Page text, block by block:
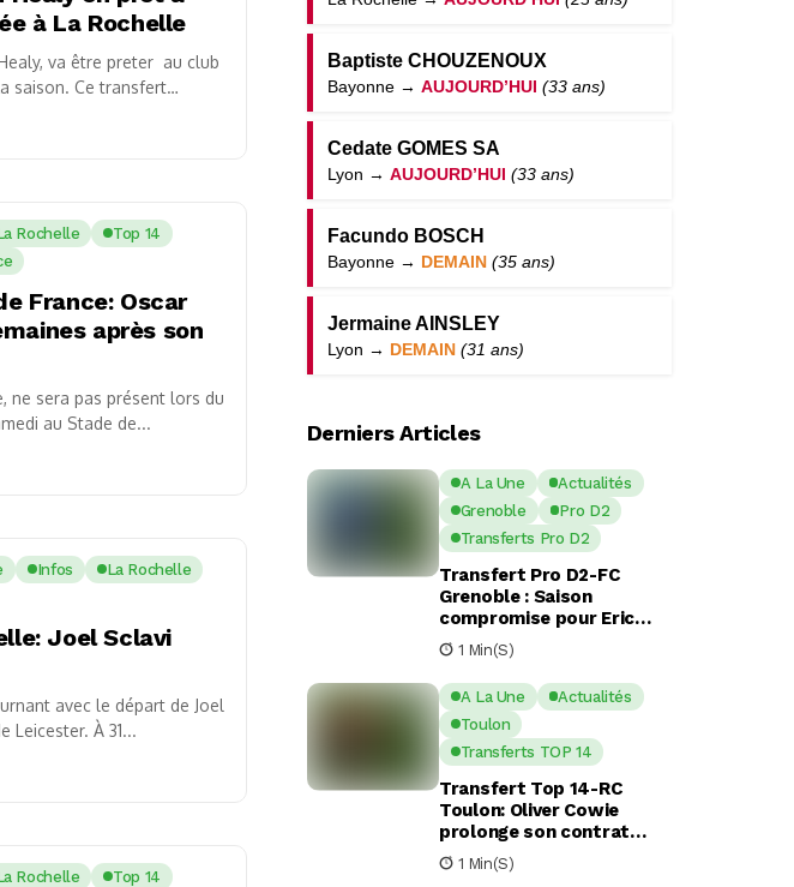
à La Rochelle
va être preter au club
saison. Ce transfert
Rochelle
Top 14
France: Oscar
après son
ne sera pas présent lors du
au Stade de...
Infos
La Rochelle
Joel Sclavi
avec le départ de Joel
Leicester. À 31...
Rochelle
Top 14
Baptiste CHOUZENOUX
Bayonne → AUJOURD’HUI (33 ans)
Cedate GOMES SA
Lyon → AUJOURD’HUI (33 ans)
Facundo BOSCH
Bayonne → DEMAIN (35 ans)
Jermaine AINSLEY
Lyon → DEMAIN (31 ans)
Derniers Articles
A La Une
Actualités
Grenoble
Pro D2
Transferts Pro D2
Transfert Pro D2-FC
Grenoble : Saison
compromise pour Eric
Escande apres une
commotion cérébrale
1 Min(s)
A La Une
Actualités
Toulon
Transferts TOP 14
Transfert Top 14-RC
Toulon: Oliver Cowie
prolonge son contrat
avec le RCT jusqu’en 2029
1 Min(s)